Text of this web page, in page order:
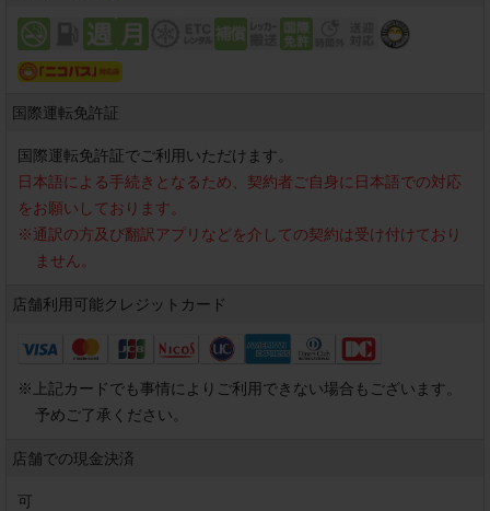
国際運転免許証
国際運転免許証でご利用いただけます。
日本語による手続きとなるため、契約者ご自身に日本語での対応
をお願いしております。
※通訳の方及び翻訳アプリなどを介しての契約は受け付けており
ません。
店舗利用可能クレジットカード
※
上記カードでも事情によりご利用できない場合もございます。
予めご了承ください。
店舗での現金決済
可